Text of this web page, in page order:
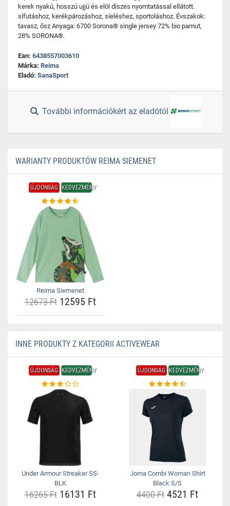
kerek nyakú, hosszú ujjú és elöl díszes nyomtatással ellátott.
sífutáshoz, kerékpározáshoz, síeléshez, sportoláshoz. Évszakok:
tavasz, ősz Anyaga: 6700 Sorona® single jersey 72% bio pamut,
28% SORONA®.
Ean: 6438557003610
Márka: Reima
Eladó: SanaSport
További információkért az eladótól
WARIANTY PRODUKTÓW REIMA SIEMENET
ÚJDONSÁG KEDVEZMÉNY
Reima Siemenet
12673 Ft12595 Ft
INNE PRODUKTY Z KATEGORII ACTIVEWEAR
ÚJDONSÁG KEDVEZMÉNY
Under Armour Streaker SS-
BLK
16265 Ft16131 Ft
ÚJDONSÁG KEDVEZMÉNY
Joma Combi Woman Shirt
Black S/S
4400 Ft 4521 Ft